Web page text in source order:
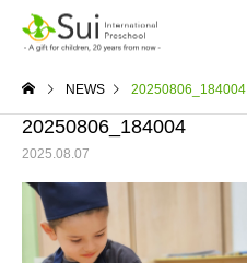
NEWS 20250806_184004
20250806_184004
2025.08.07